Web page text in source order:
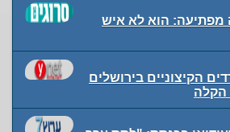
מפתיעה: הוא לא איש
הקיצוניים בירושלים
הקלה